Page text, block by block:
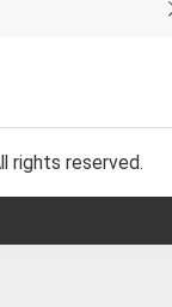
rights reserved.